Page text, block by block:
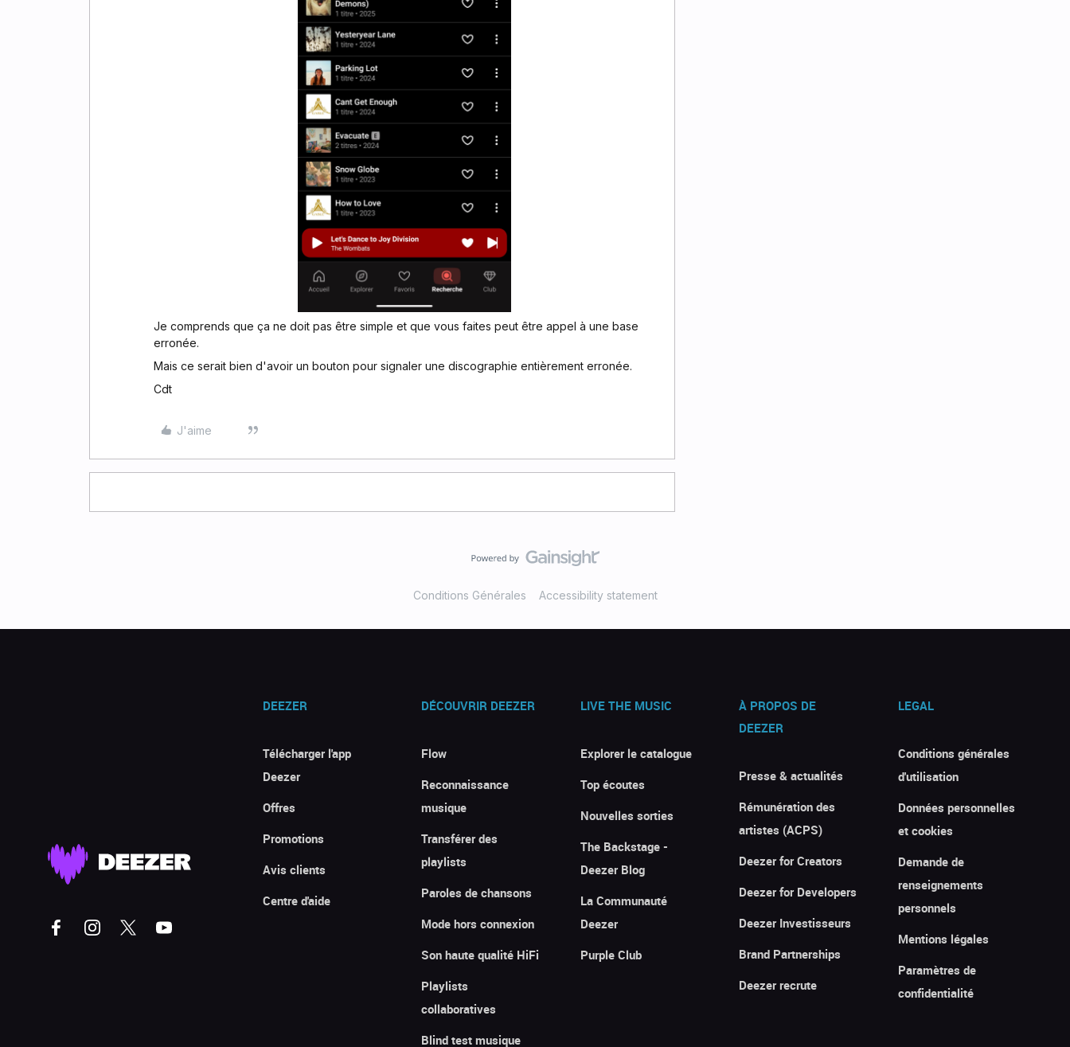
Je comprends que ça ne doit pas être simple et que vous faites peut être appel à une base
erronée.
Mais ce serait bien d'avoir un bouton pour signaler une discographie entièrement erronée.
Cdt
J'aime
Conditions Générales Accessibility statement
DEEZER
Télécharger l'app
Deezer
Offres
Promotions
Avis clients
Centre d'aide
DÉCOUVRIR DEEZER
Flow
Reconnaissance
musique
Transférer des
playlists
Paroles de chansons
Mode hors connexion
Son haute qualité HiFi
Playlists
collaboratives
Blind test musique
LIVE THE MUSIC
Explorer le catalogue
Top écoutes
Nouvelles sorties
The Backstage -
Deezer Blog
La Communauté
Deezer
Purple Club
À PROPOS DE
DEEZER
Presse & actualités
Rémunération des
artistes (ACPS)
Deezer for Creators
Deezer for Developers
Deezer Investisseurs
Brand Partnerships
Deezer recrute
LEGAL
Conditions générales
d'utilisation
Données personnelles
et cookies
Demande de
renseignements
personnels
Mentions légales
Paramètres de
confidentialité